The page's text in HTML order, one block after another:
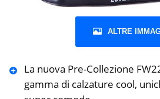
ALTRE
La nuova Pre-Collezione
gamma di calzature cool,